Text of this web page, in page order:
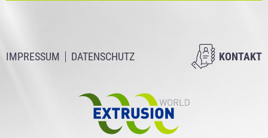
IMPRESSUM DATENSCHUTZ KONTAKT